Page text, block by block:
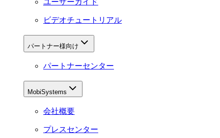
ユーザーガイド
ビデオチュートリアル
パートナー様向け
パートナーセンター
MobiSystems
会社概要
プレスセンター